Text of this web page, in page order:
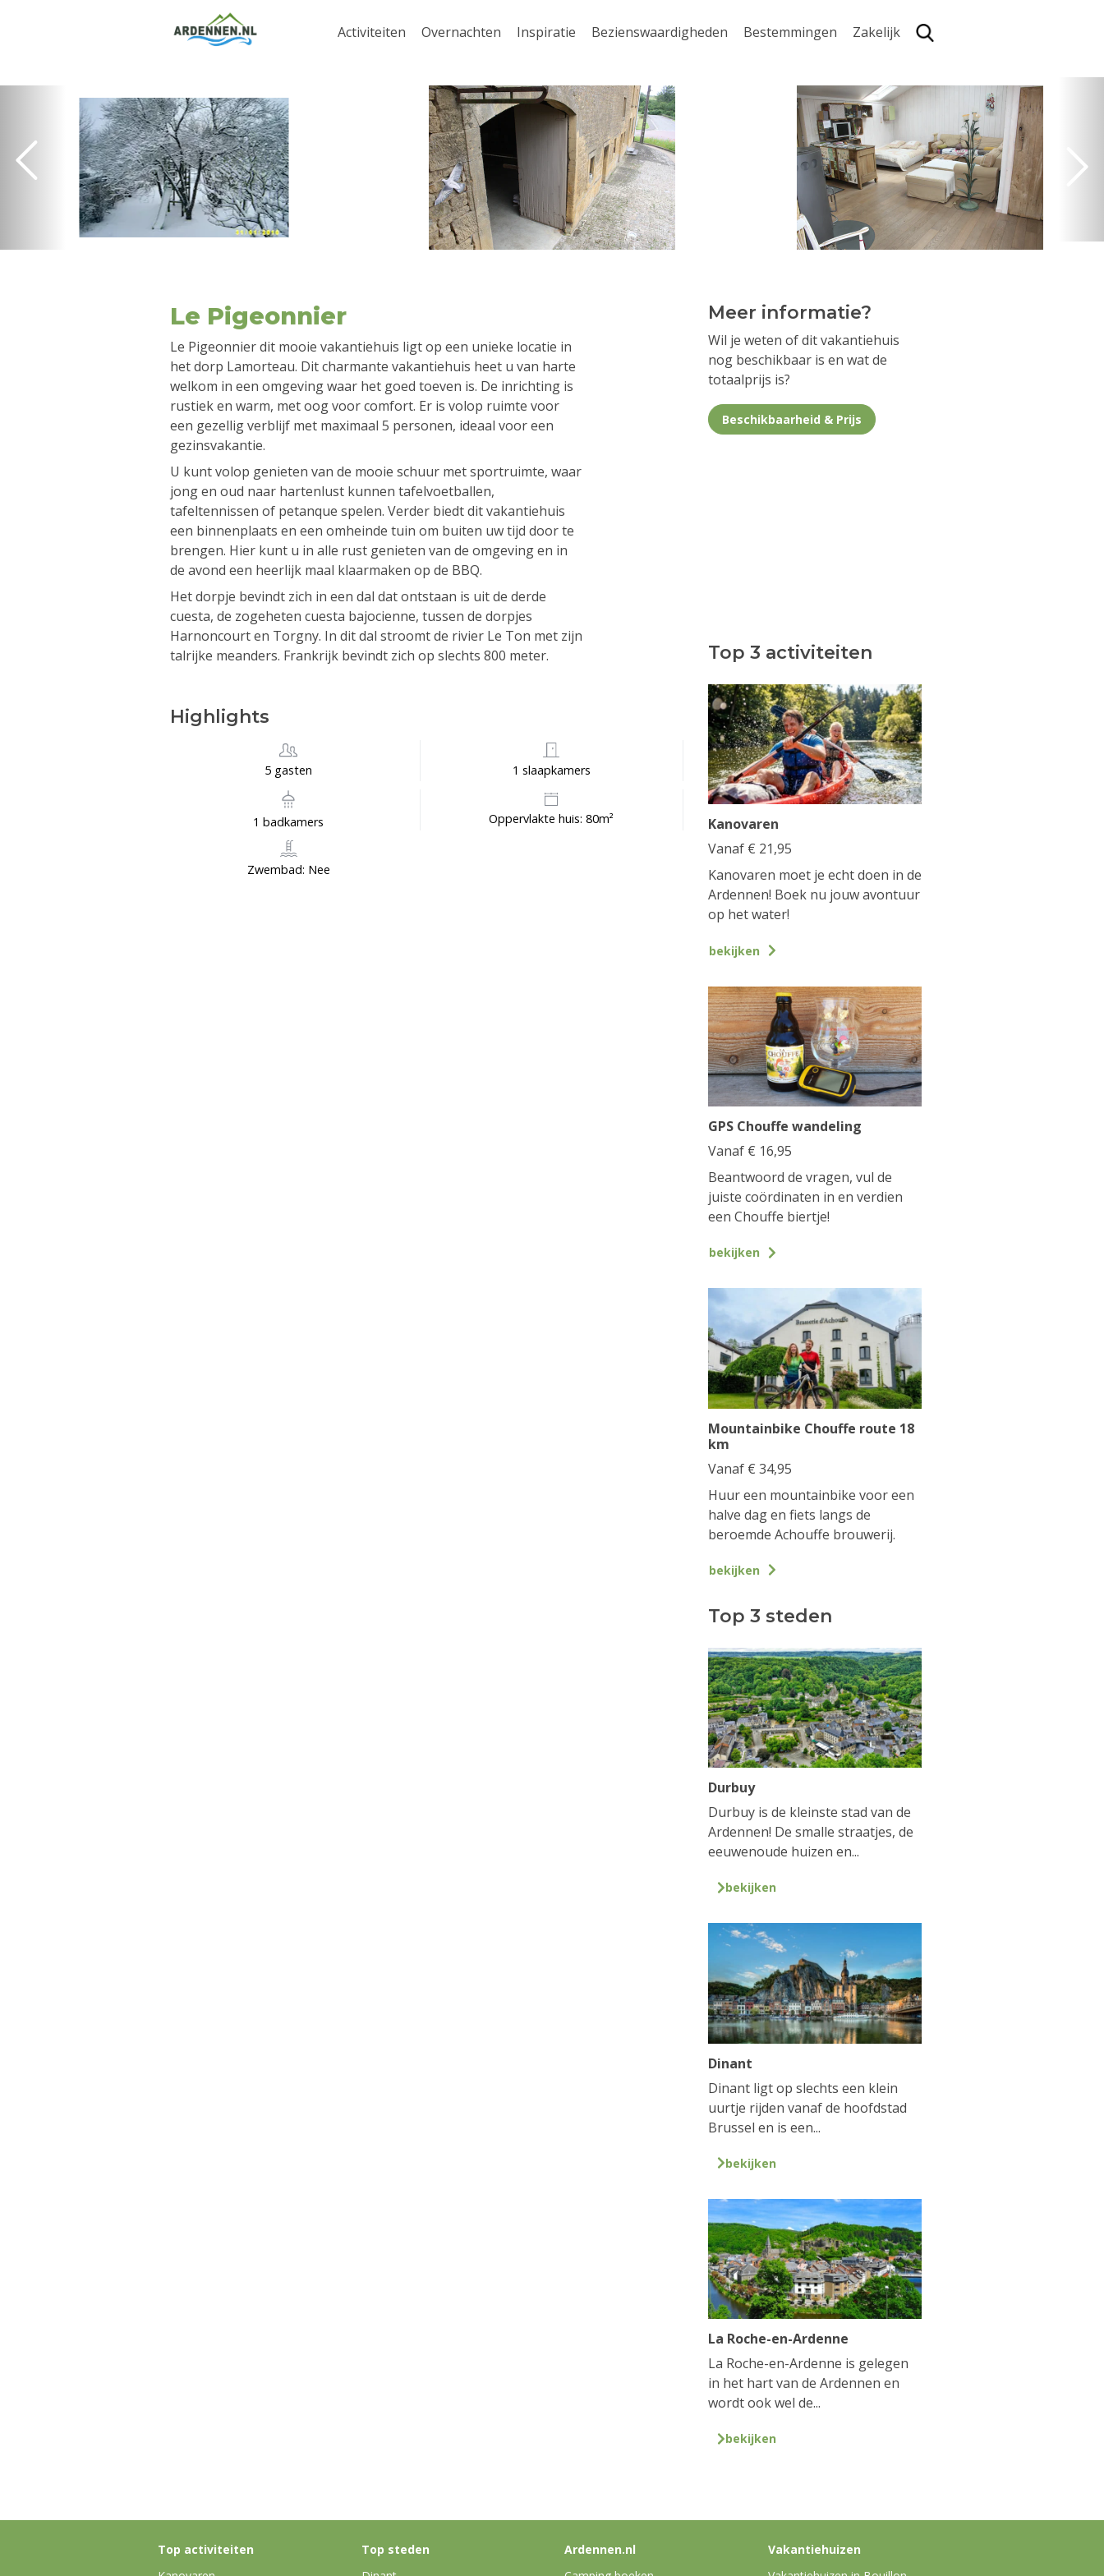
Activiteiten Overnachten Inspiratie Bezienswaardigheden Bestemmingen Zakelijk
Le Pigeonnier
Le Pigeonnier dit mooie vakantiehuis ligt op een unieke locatie in
het dorp Lamorteau. Dit charmante vakantiehuis heet u van harte
welkom in een omgeving waar het goed toeven is. De inrichting is
rustiek en warm, met oog voor comfort. Er is volop ruimte voor
een gezellig verblijf met maximaal 5 personen, ideaal voor een
gezinsvakantie.
U kunt volop genieten van de mooie schuur met sportruimte, waar
jong en oud naar hartenlust kunnen tafelvoetballen,
tafeltennissen of petanque spelen. Verder biedt dit vakantiehuis
een binnenplaats en een omheinde tuin om buiten uw tijd door te
brengen. Hier kunt u in alle rust genieten van de omgeving en in
de avond een heerlijk maal klaarmaken op de BBQ.
Het dorpje bevindt zich in een dal dat ontstaan is uit de derde
cuesta, de zogeheten cuesta bajocienne, tussen de dorpjes
Harnoncourt en Torgny. In dit dal stroomt de rivier Le Ton met zijn
talrijke meanders. Frankrijk bevindt zich op slechts 800 meter.
Highlights
5 gasten 1 slaapkamers
1 badkamers Oppervlakte huis: 80m²
Zwembad: Nee
Meer informatie?
Wil je weten of dit vakantiehuis
nog beschikbaar is en wat de
totaalprijs is?
Beschikbaarheid & Prijs
Top 3 activiteiten
Kanovaren
Vanaf € 21,95
Kanovaren moet je echt doen in de
Ardennen! Boek nu jouw avontuur
op het water!
bekijken
GPS Chouffe wandeling
Vanaf € 16,95
Beantwoord de vragen, vul de
juiste coördinaten in en verdien
een Chouffe biertje!
bekijken
Mountainbike Chouffe route 18
km
Vanaf € 34,95
Huur een mountainbike voor een
halve dag en fiets langs de
beroemde Achouffe brouwerij.
bekijken
Top 3 steden
Durbuy
Durbuy is de kleinste stad van de
Ardennen! De smalle straatjes, de
eeuwenoude huizen en...
bekijken
Dinant
Dinant ligt op slechts een klein
uurtje rijden vanaf de hoofdstad
Brussel en is een...
bekijken
La Roche-en-Ardenne
La Roche-en-Ardenne is gelegen
in het hart van de Ardennen en
wordt ook wel de...
bekijken
Top activiteiten
Top steden
Ardennen.nl
Vakantiehuizen